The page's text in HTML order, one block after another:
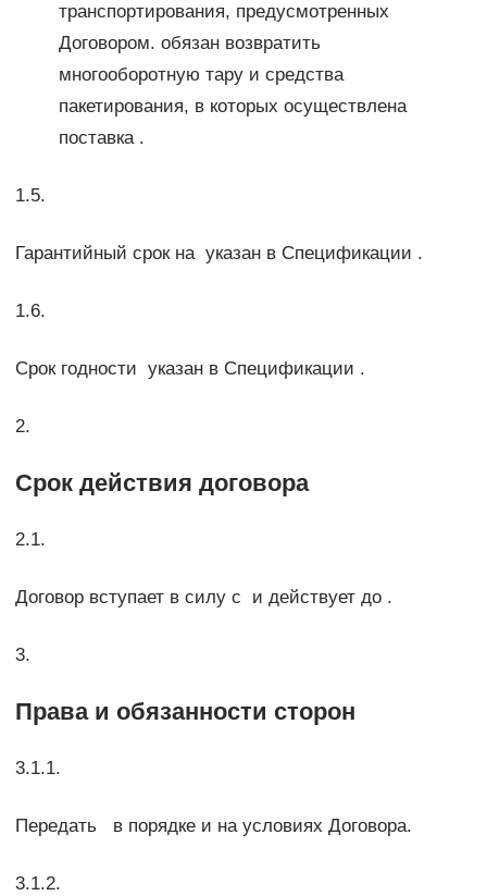
транспортирования, предусмотренных
Договором. обязан возвратить
многооборотную тару и средства
пакетирования, в которых осуществлена
поставка .
1.5.
Гарантийный срок на указан в Спецификации .
1.6.
Срок годности указан в Спецификации .
2.
Срок действия договора
2.1.
Договор вступает в силу с и действует до .
3.
Права и обязанности сторон
3.1.1.
Передать в порядке и на условиях Договора.
3.1.2.